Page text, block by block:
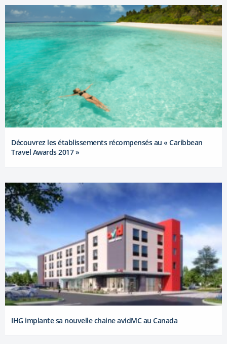
Découvrez les établissements récompensés au « Caribbean
Travel Awards 2017 »
IHG implante sa nouvelle chaine avidMC au Canada